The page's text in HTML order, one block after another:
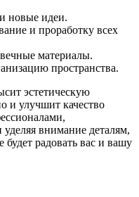
новые идеи.
и проработку всех
материалы.
пространства.
эстетическую
и улучшит качество
внимание деталям,
будет радовать вас и вашу